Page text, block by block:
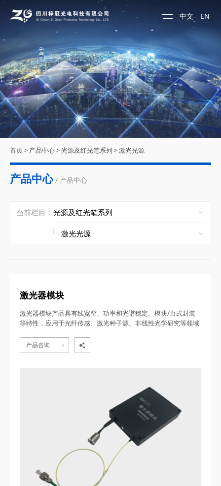
中文 EN
首页> 产品中心>光源及红光笔系列 >激光光源
产品中心 / 产品中心
当前栏目：
激光器模块
激光器模块产品具有线宽窄、功率和光谱稳定、模块/台式封装
等特性，应用于光纤传感、激光种子源、非线性光学研究等领域
产品咨询